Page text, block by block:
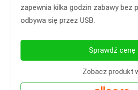
zapewnia kilka godzin zabawy bez
odbywa się przez USB.
Sprawdź cenę
Zobacz produkt